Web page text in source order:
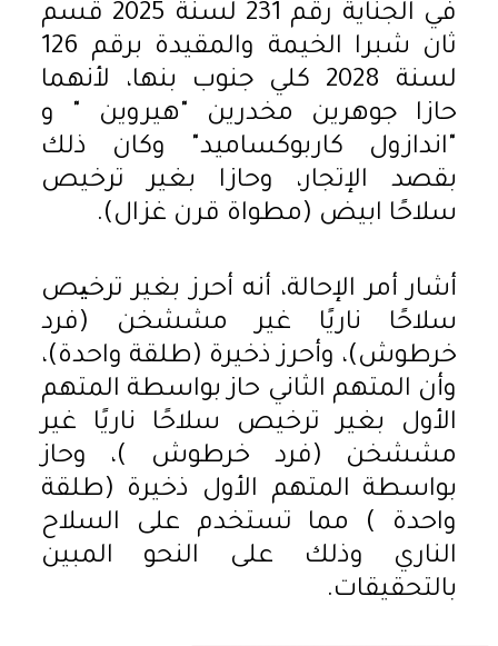
في الجناية رقم 231 لسنة 2025 قسم
ثان شبرا الخيمة والمقيدة برقم 126
لسنة 2028 كلي جنوب بنها، لأنهما
حازا جوهرين مخدرين "هيروين " و
"اندازول كاربوكساميد" وكان ذلك
بقصد الإتجار، وحازا بغير ترخيص
سلاحًا ابيض (مطواة قرن غزال).
أشار أمر الإحالة، أنه أحرز بغير ترخیص
سلاحًا ناريًا غير مششخن (فرد
خرطوش)، وأحرز ذخيرة (طلقة واحدة)،
وأن المتهم الثاني حاز بواسطة المتهم
الأول بغير ترخيص سلاحًا ناريًا غير
مششخن (فرد خرطوش )، وحاز
بواسطة المتهم الأول ذخيرة (طلقة
واحدة ) مما تستخدم على السلاح
الناري وذلك على النحو المبين
بالتحقيقات.